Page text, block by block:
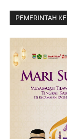
PEMERINTAH